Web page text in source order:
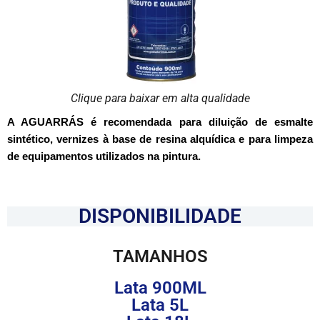
Clique para baixar em alta qualidade
A AGUARRÁS é recomendada para diluição de esmalte
sintético, vernizes à base de resina alquídica e para limpeza
de equipamentos utilizados na pintura.
DISPONIBILIDADE
TAMANHOS
Lata 900ML
Lata 5L